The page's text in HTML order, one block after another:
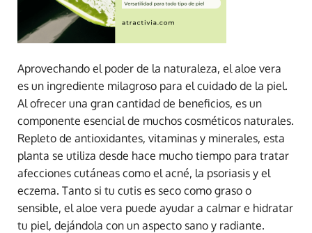
Aprovechando el poder de la naturaleza, el aloe vera
es un ingrediente milagroso para el cuidado de la piel.
Al ofrecer una gran cantidad de beneficios, es un
componente esencial de muchos cosméticos naturales.
Repleto de antioxidantes, vitaminas y minerales, esta
planta se utiliza desde hace mucho tiempo para tratar
afecciones cutáneas como el acné, la psoriasis y el
eczema. Tanto si tu cutis es seco como graso o
sensible, el aloe vera puede ayudar a calmar e hidratar
tu piel, dejándola con un aspecto sano y radiante.